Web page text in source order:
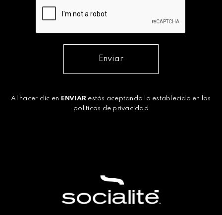
Enviar
Al hacer clic en ENVIAR estás aceptando lo establecido en las
políticas de privacidad